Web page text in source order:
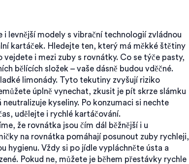
levnější modely s vibrační technologií zvládnou
kartáček. Hledejte ten, který má měkké štětiny
vejdete i mezi zuby s rovnátky. Co se týče pasty,
bělících složek – vaše dásně budou vděčné.
limonády. Tyto tekutiny zvyšují riziko
úplně vynechat, zkusit je pít skrze slámku
kyseliny. Po konzumaci si nechte
udělejte i rychlé kartáčování.
že rovnátka jsou čím dál běžnější i u
na rovnátka pomáhají posunout zuby rychleji,
hygienu. Vždy si po jídle vypláchněte ústa a
Pokud ne, můžete je během přestávky rychle